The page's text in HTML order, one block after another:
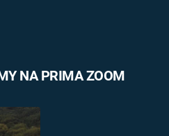
NA PRIMA ZOOM